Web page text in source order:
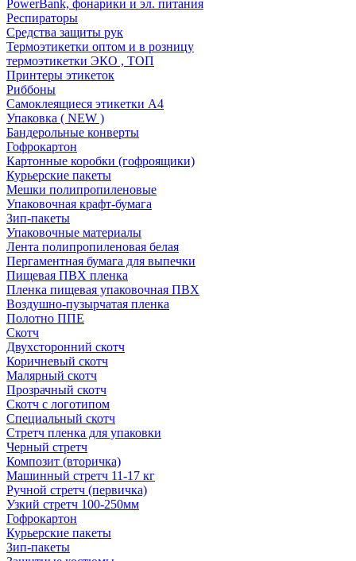
PowerBank, фонарики и эл. питания
Респираторы
Средства защиты рук
Термоэтикетки оптом и в розницу
термоэтикетки ЭКО , ТОП
Принтеры этикеток
Риббоны
Самоклеящиеся этикетки А4
Упаковка ( NEW )
Бандерольные конверты
Гофрокартон
Картонные коробки (гофроящики)
Курьерские пакеты
Мешки полипропиленовые
Упаковочная крафт-бумага
Зип-пакеты
Упаковочные материалы
Лента полипропиленовая белая
Пергаментная бумага для выпечки
Пищевая ПВХ пленка
Пленка пищевая упаковочная ПВХ
Воздушно-пузырчатая пленка
Полотно ППЕ
Скотч
Двухсторонний скотч
Коричневый скотч
Малярный скотч
Прозрачный скотч
Скотч с логотипом
Специальный скотч
Стретч пленка для упаковки
Черный стретч
Композит (вторичка)
Машинный стретч 11-17 кг
Ручной стретч (первичка)
Узкий стретч 100-250мм
Гофрокартон
Курьерские пакеты
Зип-пакеты